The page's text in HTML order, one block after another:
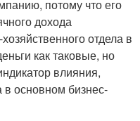
потому что его
дохода
отдела в
как таковые, но
влияния,
в основном бизнес-